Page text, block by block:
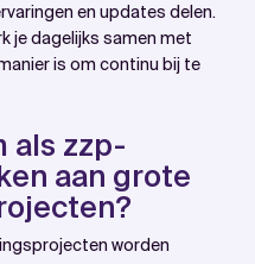
en updates delen.
je dagelijks samen met
is om continu bij te
als zzp-
aan grote
worden